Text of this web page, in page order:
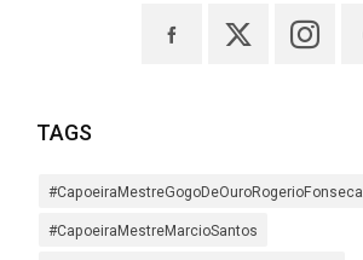
TAGS
#CapoeiraMestreGogoDeOuroRogerioFonseca
#CapoeiraMestreMarcioSantos